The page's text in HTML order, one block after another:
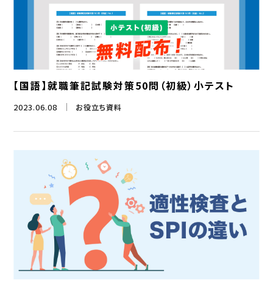
【国語】就職筆記試験対策50問（初級）小テスト
2023.06.08 お役立ち資料